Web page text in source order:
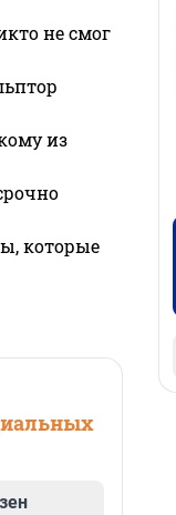
не смог
из
которые